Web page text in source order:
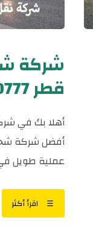
شركة
قطر 0539600777
أهلا بك في
أفضل شركة
عملية طويل في
اقرأ أكثر